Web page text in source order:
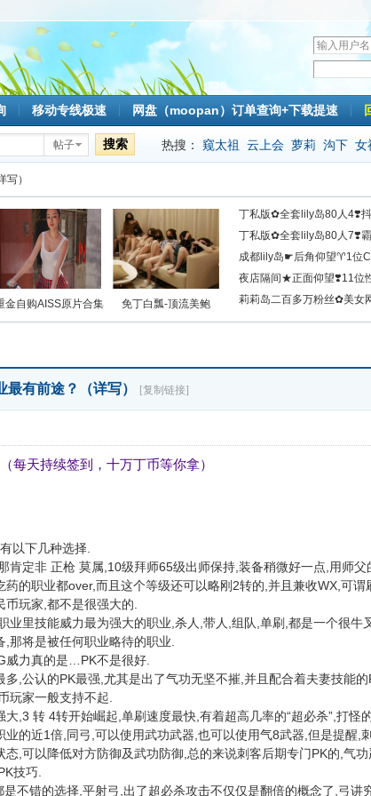
用
户
名
移动专线极速 网盘（moopan）订单查询+下载提速
帖子 搜索 热搜： 窥太祖 云上会 萝莉 沟下 女
mlc
）
金自购AISS原片合集 免丁白瓢-顶流美鲍
丁私版✿全套lily岛80人4❣️
丁私版✿全套lily岛80人7❣️
成都lily岛☛后角仰望♈1位
见
夜店隔间★正面仰望❣️11位
莉莉岛二百多万粉丝✿美女
最有前途？（详写） [复制链接]
每天持续签到，十万丁币等你拿）
以下几种选择.
肯定非 正枪 莫属,10级拜师65级出师保持,装备稍微好一点,用师父
药的职业都over,而且这个等级还可以略刚2转的,并且兼收WX,可谓
币玩家,都不是很强大的.
业里技能威力最为强大的职业,杀人,带人,组队,单刷,都是一个很牛
那将是被任何职业略待的职业.
威力真的是…PK不是很好.
多,公认的PK最强,尤其是出了气功无坚不摧,并且配合着夫妻技能的
玩家一般支持不起.
大,3 转 4转开始崛起,单刷速度最快,有着超高几率的“超必杀”,打怪
业的近1倍,同弓,可以使用武功武器,也可以使用气8武器,但是提醒,
态,可以降低对方防御及武功防御,总的来说刺客后期专门PK的,气
技巧.
是不错的选择,平射弓,出了超必杀攻击不仅仅是翻倍的概念了,弓讲